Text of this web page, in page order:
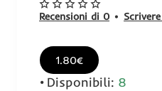
Recensioni di 0 •
1.80€
Disponibili: 8